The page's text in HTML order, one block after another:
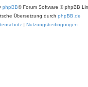
phpBB® Forum Software © phpBB
Übersetzung durch phpBB.de
| Nutzungsbedingungen